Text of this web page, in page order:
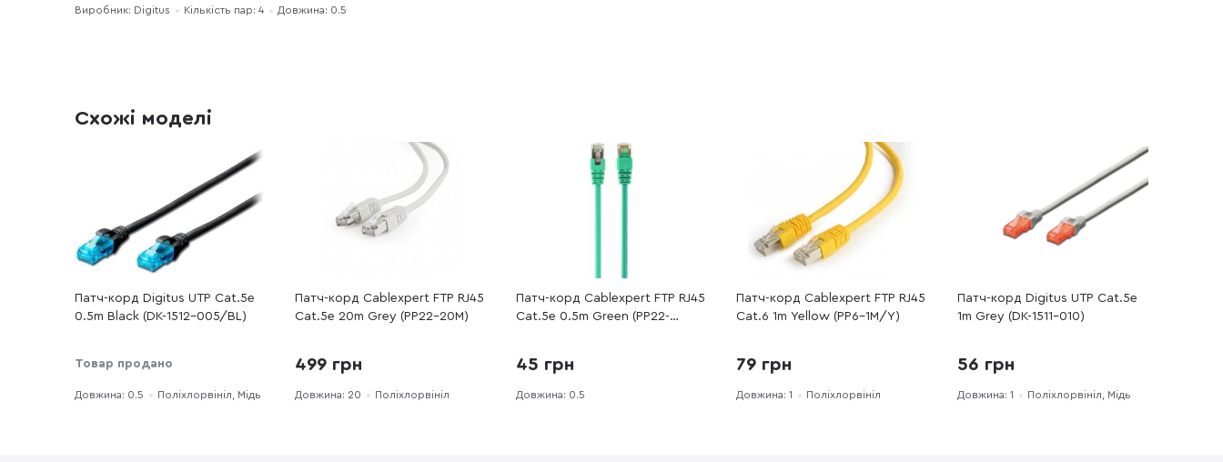
Виробник: Digitus Кількість пар: 4 Довжина: 0.5
Схожі моделі
Патч-корд Digitus UTP Cat.5e
0.5m Black (DK-1512-005/BL)
Товар продано
Довжина: 0.5 Поліхлорвініл, Мідь
Патч-корд Cablexpert FTP RJ45
Cat.5e 20m Grey (PP22-20M)
499 грн
Довжина: 20 Поліхлорвініл
Патч-корд Cablexpert FTP RJ45
Cat.5e 0.5m Green (PP22-
45 грн
Довжина: 0.5
Патч-корд Cablexpert FTP RJ45
Cat.6 1m Yellow (PP6-1M/Y)
79 грн
Довжина: 1 Поліхлорвініл
Патч-корд Digitus UTP Cat.5e
1m Grey (DK-1511-010)
56 грн
Довжина: 1 Поліхлорвініл, Мідь